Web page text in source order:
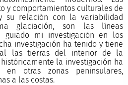
y comportamientos culturales de
su relación con la variabilidad
glaciación, son las líneas
guiado mi investigación en los
investigación ha tenido y tiene
las tierras del interior de la
la investigación ha
otras zonas peninsulares,
a las costas.